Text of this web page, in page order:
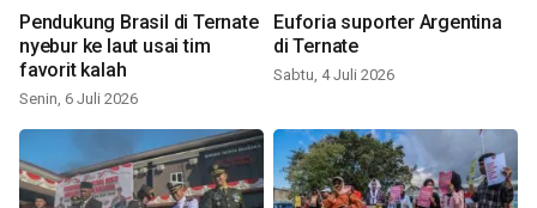
Pendukung Brasil di Ternate
nyebur ke laut usai tim
favorit kalah
Senin, 6 Juli 2026
Euforia suporter Argentina
di Ternate
Sabtu, 4 Juli 2026